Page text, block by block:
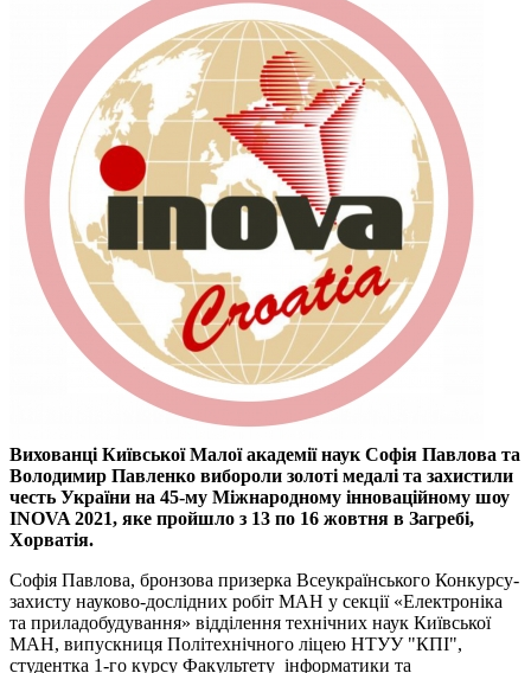
Вихованці Київської Малої академії наук Софія Павлова та
Володимир Павленко вибороли золоті медалі та захистили
честь України на 45-му Міжнародному інноваційному шоу
INOVA 2021, яке пройшло з 13 по 16 жовтня в Загребі,
Хорватія.
Софія Павлова, бронзова призерка Всеукраїнського Конкурсу-
захисту науково-дослідних робіт МАН у секції «Електроніка
та приладобудування» відділення технічних наук Київської
МАН, випускниця Політехнічного ліцею НТУУ "КПІ",
студентка 1-го курсу Факультету інформатики та